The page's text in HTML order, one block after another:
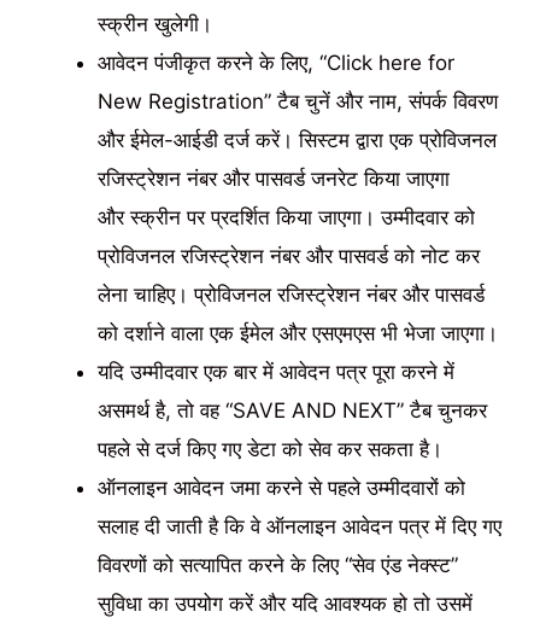
स्क्रीन खुलेगी।
आवेदन पंजीकृत करने के लिए, “Click here for
New Registration” टैब चुनें और नाम, संपर्क विवरण
और ईमेल-आईडी दर्ज करें। सिस्टम द्वारा एक प्रोविजनल
रजिस्ट्रेशन नंबर और पासवर्ड जनरेट किया जाएगा
और स्क्रीन पर प्रदर्शित किया जाएगा। उम्मीदवार को
प्रोविजनल रजिस्ट्रेशन नंबर और पासवर्ड को नोट कर
लेना चाहिए। प्रोविजनल रजिस्ट्रेशन नंबर और पासवर्ड
को दर्शाने वाला एक ईमेल और एसएमएस भी भेजा जाएगा।
यदि उम्मीदवार एक बार में आवेदन पत्र पूरा करने में
असमर्थ है, तो वह “SAVE AND NEXT” टैब चुनकर
पहले से दर्ज किए गए डेटा को सेव कर सकता है।
ऑनलाइन आवेदन जमा करने से पहले उम्मीदवारों को
सलाह दी जाती है कि वे ऑनलाइन आवेदन पत्र में दिए गए
विवरणों को सत्यापित करने के लिए “सेव एंड नेक्स्ट”
सुविधा का उपयोग करें और यदि आवश्यक हो तो उसमें